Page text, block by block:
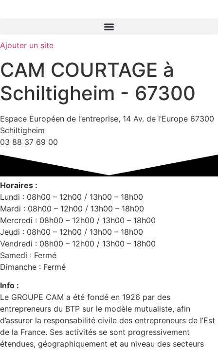
Ajouter un site
CAM COURTAGE à
Schiltigheim - 67300
Espace Européen de l’entreprise, 14 Av. de l’Europe 67300
Schiltigheim
03 88 37 69 00
Horaires :
Lundi : 08h00 – 12h00 / 13h00 – 18h00
Mardi : 08h00 – 12h00 / 13h00 – 18h00
Mercredi : 08h00 – 12h00 / 13h00 – 18h00
Jeudi : 08h00 – 12h00 / 13h00 – 18h00
Vendredi : 08h00 – 12h00 / 13h00 – 18h00
Samedi : Fermé
Dimanche : Fermé
Info :
Le GROUPE CAM a été fondé en 1926 par des
entrepreneurs du BTP sur le modèle mutualiste, afin
d’assurer la responsabilité civile des entrepreneurs de l’Est
de la France. Ses activités se sont progressivement
étendues, géographiquement et au niveau des secteurs